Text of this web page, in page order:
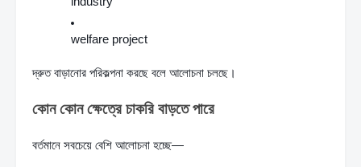
welfare project
দ্রুত বাড়ানোর পরিকল্পনা করছে বলে আলোচনা চলছে।
কোন কোন ক্ষেত্রে চাকরি বাড়তে পারে
বর্তমানে সবচেয়ে বেশি আলোচনা হচ্ছে—